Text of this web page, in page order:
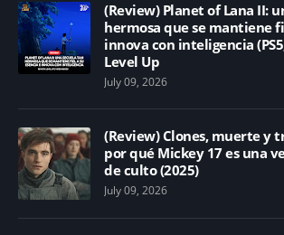
(Review) Planet of Lana II:
hermosa que se mantiene
innova con inteligencia
Level Up
July 09, 2026
(Review) Clones, muerte y
por qué Mickey 17 es una
de culto (2025)
July 09, 2026